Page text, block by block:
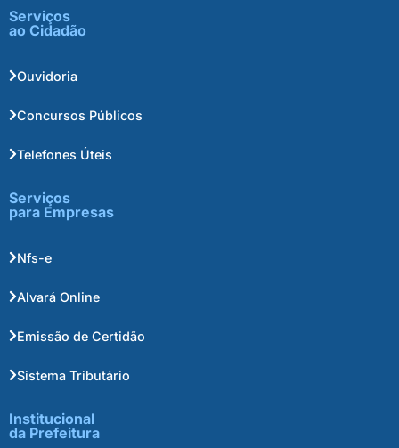
Serviços
ao Cidadão
Ouvidoria
Concursos Públicos
Telefones Úteis
Serviços
para Empresas
Nfs-e
Alvará Online
Emissão de Certidão
Sistema Tributário
Institucional
da Prefeitura